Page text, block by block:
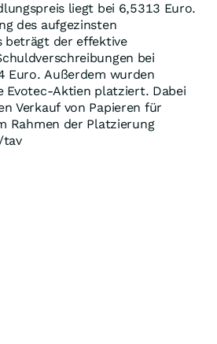
liegt bei 6,5313 Euro.
des aufgezinsten
beträgt der effektive
bei
Euro. Außerdem wurden
Evotec-Aktien platziert. Dabei
Verkauf von Papieren für
Rahmen der Platzierung
tav